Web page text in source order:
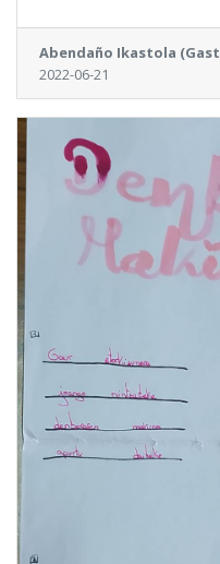
Abendaño Ikastola
2022-06-21